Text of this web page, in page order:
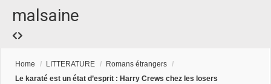
malsaine
Home / LITTERATURE / Romans étrangers /
Le karaté est un état d’esprit : Harry Crews chez les losers